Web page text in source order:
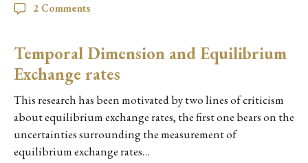
2 Comments
Temporal Dimension and Equilibrium
Exchange rates
This research has been motivated by two lines of criticism
about equilibrium exchange rates, the first one bears on the
uncertainties surrounding the measurement of
equilibrium exchange rates…